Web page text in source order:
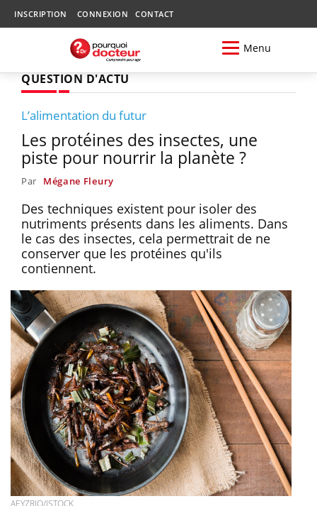
INSCRIPTION CONNEXION CONTACT
Menu
QUESTION D'ACTU
L’alimentation du futur
Les protéines des insectes, une
piste pour nourrir la planète ?
Par Mégane Fleury
Des techniques existent pour isoler des
nutriments présents dans les aliments. Dans
le cas des insectes, cela permettrait de ne
conserver que les protéines qu'ils
contiennent.
AEYZRIO/ISTOCK